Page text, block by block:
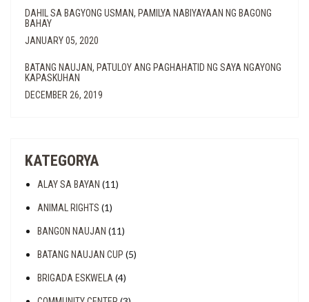
DAHIL SA BAGYONG USMAN, PAMILYA NABIYAYAAN NG BAGONG
BAHAY
JANUARY 05, 2020
BATANG NAUJAN, PATULOY ANG PAGHAHATID NG SAYA NGAYONG
KAPASKUHAN
DECEMBER 26, 2019
KATEGORYA
ALAY SA BAYAN (11)
ANIMAL RIGHTS (1)
BANGON NAUJAN (11)
BATANG NAUJAN CUP (5)
BRIGADA ESKWELA (4)